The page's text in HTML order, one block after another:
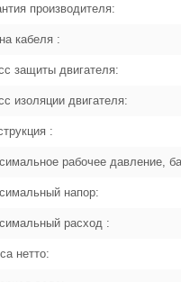
производителя:
кабеля :
защиты двигателя:
изоляции двигателя:
:
рабочее давление,
напор:
расход :
нетто: